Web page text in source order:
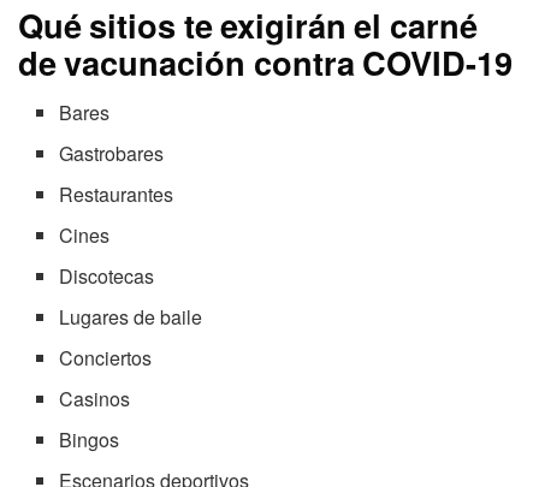
Qué sitios te exigirán el carné
de vacunación contra COVID-19
Bares
Gastrobares
Restaurantes
Cines
Discotecas
Lugares de baile
Conciertos
Casinos
Bingos
Escenarios deportivos